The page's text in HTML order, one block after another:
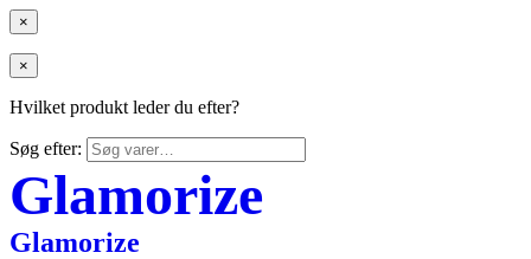
×
×
Hvilket produkt leder du efter?
Søg efter:
Glamorize
Glamorize